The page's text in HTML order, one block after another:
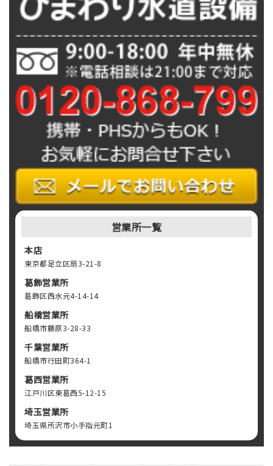
営業所一覧
本店
東京都足立区扇3-21-8
葛飾営業所
葛飾区西水元4-14-14
船橋営業所
船橋市藤原3-28-33
千葉営業所
船橋市行田町364-1
葛西営業所
江戸川区東葛西5-12-15
埼玉営業所
埼玉県所沢市小手指元町1